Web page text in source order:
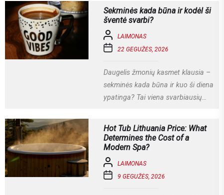
fotografuojame, naudojamės
socialiniais...
Sekminės kada būna ir kodėl ši
šventė svarbi?
LAIMONAS
22 GEGUŽĖS, 2026
Daugelis žmonių kasmet klausia –
sekminės kada būna ir kuo ši diena
ypatinga? Tai viena svarbiausių
Lietuvoje...
Hot Tub Lithuania Price: What
Determines the Cost of a
Modern Spa?
LAIMONAS
9 GEGUŽĖS, 2026